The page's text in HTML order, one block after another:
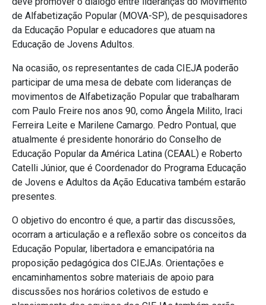
de Alfabetização Popular (MOVA-SP), de pesquisadores
da Educação Popular e educadores que atuam na
Educação de Jovens Adultos.
Na ocasião, os representantes de cada CIEJA poderão
participar de uma mesa de debate com lideranças de
movimentos de Alfabetização Popular que trabalharam
com Paulo Freire nos anos 90, como Ângela Milito, Iraci
Ferreira Leite e Marilene Camargo. Pedro Pontual, que
atualmente é presidente honorário do Conselho de
Educação Popular da América Latina (CEAAL) e Roberto
Catelli Júnior, que é Coordenador do Programa Educação
de Jovens e Adultos da Ação Educativa também estarão
presentes.
O objetivo do encontro é que, a partir das discussões,
ocorram a articulação e a reflexão sobre os conceitos da
Educação Popular, libertadora e emancipatória na
proposição pedagógica dos CIEJAs. Orientações e
encaminhamentos sobre materiais de apoio para
discussões nos horários coletivos de estudo e